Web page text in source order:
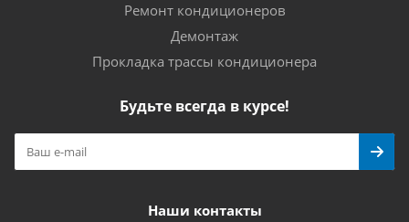
Ремонт кондиционеров
Демонтаж
Прокладка трассы кондиционера
Будьте всегда в курсе!
Наши контакты